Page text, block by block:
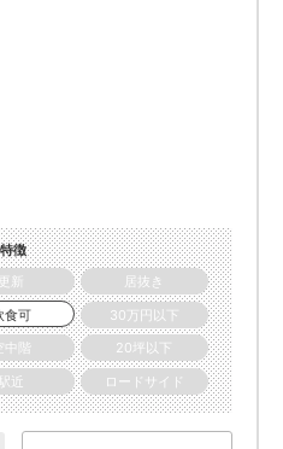
特徴
更新
居抜き
食可
30万円以下
中階
20坪以下
近 ロードサイド